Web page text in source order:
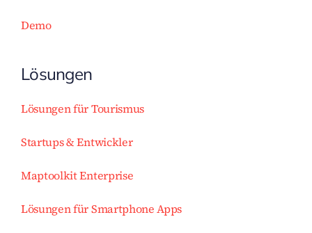
Demo
Lösungen
Lösungen für Tourismus
Startups & Entwickler
Maptoolkit Enterprise
Lösungen für Smartphone Apps